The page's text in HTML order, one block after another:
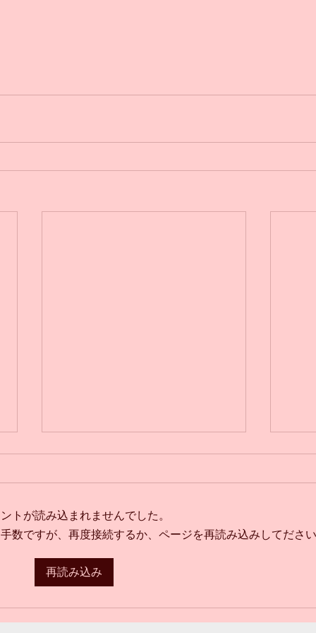
小学生からのバレエ🩰体験受
日曜
トが読み込まれませんでした。
数ですが、再度接続するか、ページを再読み込みしてださい
再読み込み